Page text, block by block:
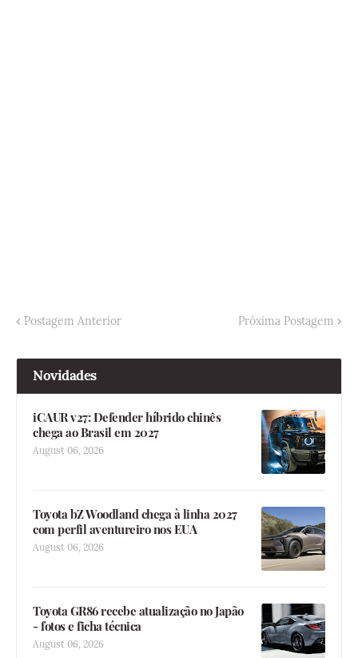
Postagem Anterior Próxima Postagem
Novidades
iCAUR v27: Defender híbrido chinês
chega ao Brasil em 2027
August 06, 2026
Toyota bZ Woodland chega à linha 2027
com perfil aventureiro nos EUA
August 06, 2026
Toyota GR86 recebe atualização no Japão
- fotos e ficha técnica
August 06, 2026